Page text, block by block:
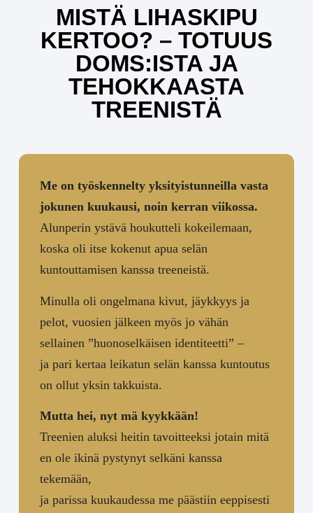
MISTÄ LIHASKIPU
KERTOO? – TOTUUS
DOMS:ISTA JA
TEHOKKAASTA
TREENISTÄ
Me on työskennelty yksityistunneilla vasta
jokunen kuukausi, noin kerran viikossa.
Alunperin ystävä houkutteli kokeilemaan,
koska oli itse kokenut apua selän
kuntouttamisen kanssa treeneistä.
Minulla oli ongelmana kivut, jäykkyys ja
pelot, vuosien jälkeen myös jo vähän
sellainen ”huonoselkäisen identiteetti” –
ja pari kertaa leikatun selän kanssa kuntoutus
on ollut yksin takkuista.
Mutta hei, nyt mä kyykkään!
Treenien aluksi heitin tavoitteeksi jotain mitä
en ole ikinä pystynyt selkäni kanssa
tekemään,
ja parissa kuukaudessa me päästiin eeppisesti